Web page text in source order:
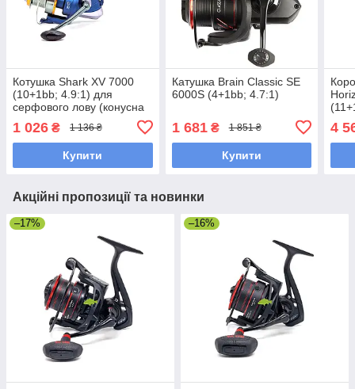
Котушка Shark XV 7000
(10+1bb; 4.9:1) для
серфового лову (конусна
риболовлі)
1 026 ₴ 1 136 ₴
Купити
Катушка Brain Classic SE
6000S (4+1bb; 4.7:1)
1 681₴ 1 851 ₴
Купити
4
Акційні пропозиції та новинки
–17% –16%